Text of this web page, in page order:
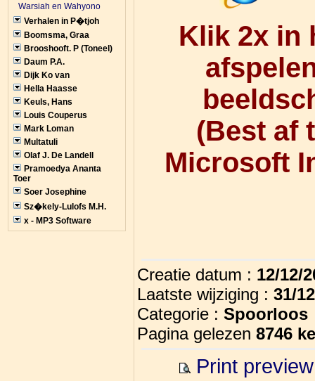
Warsiah en Wahyono
Verhalen in P�tjoh
Boomsma, Graa
Brooshooft. P (Toneel)
Daum P.A.
Dijk Ko van
Hella Haasse
Keuls, Hans
Louis Couperus
Mark Loman
Multatuli
Olaf J. De Landell
Pramoedya Ananta
Toer
Soer Josephine
Sz�kely-Lulofs M.H.
x - MP3 Software
Klik 2x in
(Best af
Microsoft
Creatie datum : 12/12/
Laatste wijziging : 31/
Categorie : Spoorloos
Pagina gelezen 8746
Print preview